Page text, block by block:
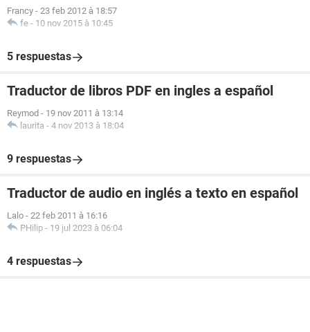
Francy - 23 feb 2012 à 18:57
fe - 10 nov 2015 à 10:45
5 respuestas
Traductor de libros PDF en ingles a español
Reymod - 19 nov 2011 à 13:14
laurita - 4 nov 2013 à 18:04
9 respuestas
Traductor de audio en inglés a texto en español
Lalo - 22 feb 2011 à 16:16
PHilip - 19 jul 2023 à 06:04
4 respuestas